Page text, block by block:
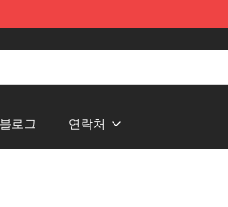
블로그 연락처